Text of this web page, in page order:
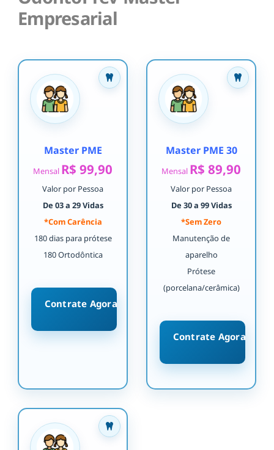
Empresarial
Master PME
Mensal R$ 99,90
Valor por Pessoa
De 03 a 29 Vidas
*Com Carência
180 dias para prótese
180 Ortodôntica
Contrate Agora
Master PME 30
Mensal R$ 89,90
Valor por Pessoa
De 30 a 99 Vidas
*Sem Zero
Manutenção de
aparelho
Prótese
(porcelana/cerâmica)
Contrate Agora